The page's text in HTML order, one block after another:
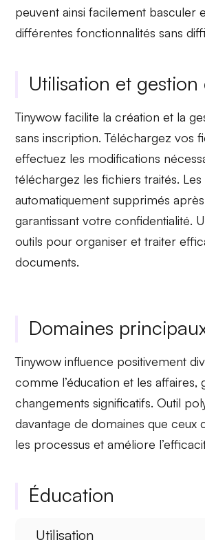
peuvent ainsi facilement basculer
différentes fonctionnalités sans
Utilisation et gestion
Tinywow facilite la création et la
sans inscription.Téléchargez vos
effectuez les modifications
téléchargez les fichiers traités.
automatiquement supprimés
garantissant votreconfidentialité.
outils pour organiser et traiter
documents.
Domaines
Tinywow influence positivement
comme l’éducation et les affaires,
changements significatifs.Outil
davantage de domaines que ceux
les processus et améliore
Éducation
Utilisation